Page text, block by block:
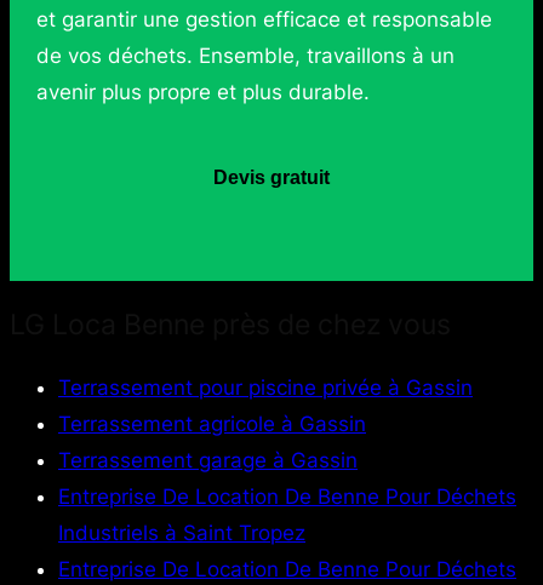
et garantir une gestion efficace et responsable
de vos déchets. Ensemble, travaillons à un
avenir plus propre et plus durable.
Devis gratuit
Terrassement pour piscine privée à Gassin
Terrassement agricole à Gassin
Terrassement garage à Gassin
Entreprise De Location De Benne Pour Déchets
Industriels à Saint Tropez
Entreprise De Location De Benne Pour Déchets